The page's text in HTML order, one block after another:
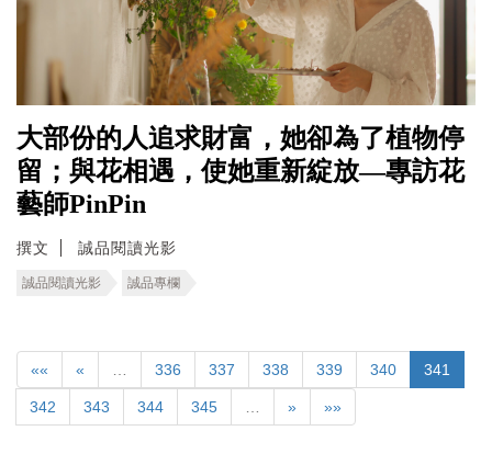
大部份的人追求財富，她卻為了植物停
留；與花相遇，使她重新綻放—專訪花
藝師PinPin
撰文 誠品閱讀光影
誠品閱讀光影 誠品專欄
«« « 336 337 338 339 340 341
342 343 344 345 » »»